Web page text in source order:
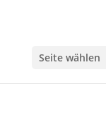
Seite wählen